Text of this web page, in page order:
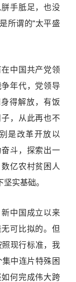
手胝足，也没
所谓的“太平盛
中国共产党领
年代，党领导
得解放，有饭
，从此再也不
是改革开放以
斗，探索出一
亿农村贫困人
实基础。
中国成立以来
可比拟的。但
现行标准，我
中连片特殊困
何完成伟大跨